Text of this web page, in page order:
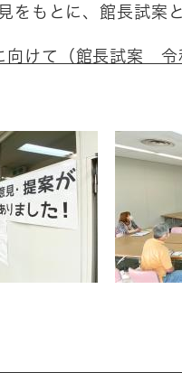
をもとに、館長試案
向けて（館長試案